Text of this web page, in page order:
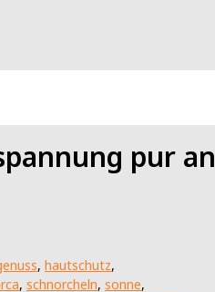
pur an
, hautschutz,
, schnorcheln, sonne,